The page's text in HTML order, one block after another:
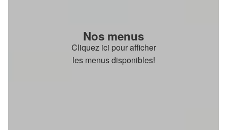
Nos menus
Cliquez ici pour afficher
les menus disponibles!